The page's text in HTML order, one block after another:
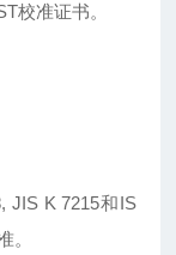
校准证书。
JIS K 7215和IS
。